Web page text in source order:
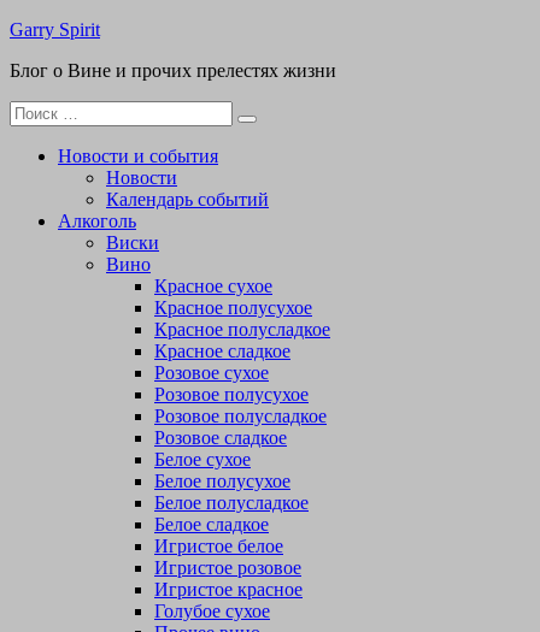
Перейти
содержимому
Garry Spirit
Блог о Вине и прочих прелестях жизни
Поиск
для:
Новости и события
Новости
Календарь событий
Алкоголь
Виски
Вино
Красное сухое
Красное полусухое
Красное полусладкое
Красное сладкое
Розовое сухое
Розовое полусухое
Розовое полусладкое
Розовое сладкое
Белое сухое
Белое полусухое
Белое полусладкое
Белое сладкое
Игристое белое
Игристое розовое
Игристое красное
Голубое сухое